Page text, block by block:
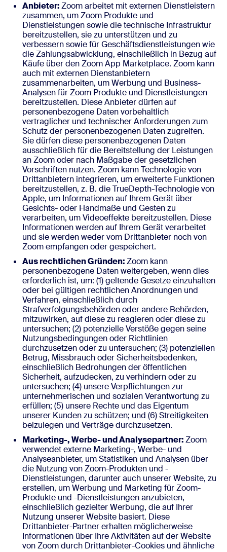
Anbieter:Zoom arbeitet mit externen Dienstleistern
zusammen, um Zoom Produkte und
Dienstleistungen sowie die technische Infrastruktur
bereitzustellen, sie zu unterstützen und zu
verbessern sowie für Geschäftsdienstleistungen wie
die Zahlungsabwicklung, einschließlich in Bezug auf
Käufe über den Zoom App Marketplace. Zoom kann
auch mit externen Dienstanbietern
zusammenarbeiten, um Werbung und Business-
Analysen für Zoom Produkte und Dienstleistungen
bereitzustellen. Diese Anbieter dürfen auf
personenbezogene Daten vorbehaltlich
vertraglicher und technischer Anforderungen zum
Schutz der personenbezogenen Daten zugreifen.
Sie dürfen diese personenbezogenen Daten
ausschließlich für die Bereitstellung der Leistungen
an Zoom oder nach Maßgabe der gesetzlichen
Vorschriften nutzen. Zoom kann Technologie von
Drittanbietern integrieren, um erweiterte Funktionen
bereitzustellen, z. B. die TrueDepth-Technologie von
Apple, um Informationen auf Ihrem Gerät über
Gesichts- oder Handmaße und Gesten zu
verarbeiten, um Videoeffekte bereitzustellen. Diese
Informationen werden auf Ihrem Gerät verarbeitet
und sie werden weder vom Drittanbieter noch von
Zoom empfangen oder gespeichert.
Aus rechtlichen Gründen:Zoom kann
personenbezogene Daten weitergeben, wenn dies
erforderlich ist, um: (1) geltende Gesetze einzuhalten
oder bei gültigen rechtlichen Anordnungen und
Verfahren, einschließlich durch
Strafverfolgungsbehörden oder andere Behörden,
mitzuwirken, auf diese zu reagieren oder diese zu
untersuchen; (2) potenzielle Verstöße gegen seine
Nutzungsbedingungen oder Richtlinien
durchzusetzen oder zu untersuchen; (3) potenziellen
Betrug, Missbrauch oder Sicherheitsbedenken,
einschließlich Bedrohungen der öffentlichen
Sicherheit, aufzudecken, zu verhindern oder zu
untersuchen; (4) unsere Verpflichtungen zur
unternehmerischen und sozialen Verantwortung zu
erfüllen; (5) unsere Rechte und das Eigentum
unserer Kunden zu schützen; und (6) Streitigkeiten
beizulegen und Verträge durchzusetzen.
Marketing-, Werbe- und Analysepartner:Zoom
verwendet externe Marketing-, Werbe- und
Analyseanbieter, um Statistiken und Analysen über
die Nutzung von Zoom-Produkten und -
Dienstleistungen, darunter auch unserer Website, zu
erstellen, um Werbung und Marketing für Zoom-
Produkte und -Dienstleistungen anzubieten,
einschließlich gezielter Werbung, die auf Ihrer
Nutzung unserer Website basiert. Diese
Drittanbieter-Partner erhalten möglicherweise
Informationen über Ihre Aktivitäten auf der Website
von Zoom durch Drittanbieter-Cookies und ähnliche